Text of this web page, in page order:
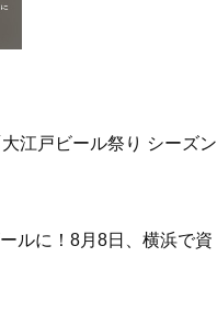
江戸ビール祭り シーズン
ルに！8月8日、横浜で資